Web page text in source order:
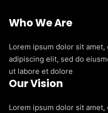
Who We Are
Lorem ipsum dolor sit
adipiscing elit, sed do
ut labore et dolore
Our Vision
Lorem ipsum dolor sit